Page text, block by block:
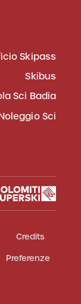
Skipass
Skibus
Sci Badia
Sci
Credits
Preferenze